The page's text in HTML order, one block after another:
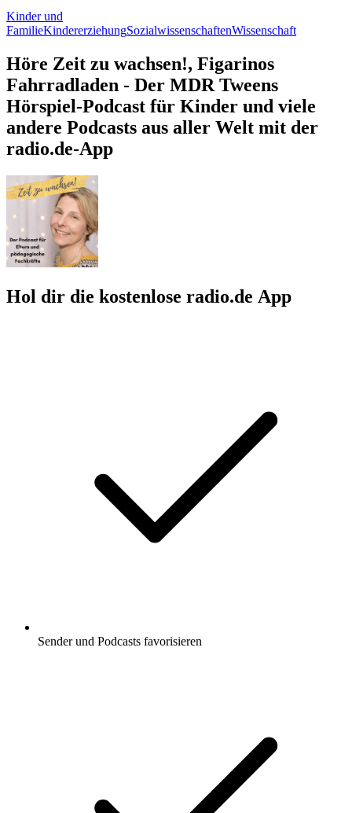
Kinder und
FamilieKindererziehungSozialwissenschaftenWissenschaft
Höre Zeit zu wachsen!, Figarinos
Fahrradladen - Der MDR Tweens
Hörspiel-Podcast für Kinder und viele
andere Podcasts aus aller Welt mit der
radio.de-App
Hol dir die kostenlose radio.de App
Sender und Podcasts favorisieren